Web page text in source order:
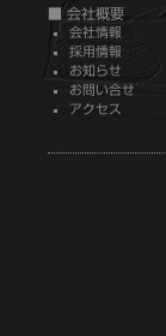
■ 会社概要
会社情報
採用情報
お知らせ
お問い合せ
アクセス